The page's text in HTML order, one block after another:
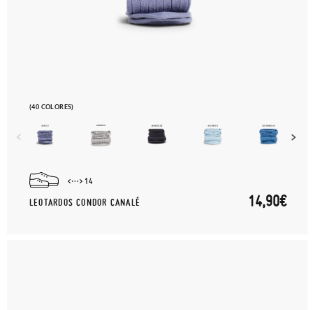
(40 COLORES)
14
LEOTARDOS CONDOR CANALÉ 14,90€